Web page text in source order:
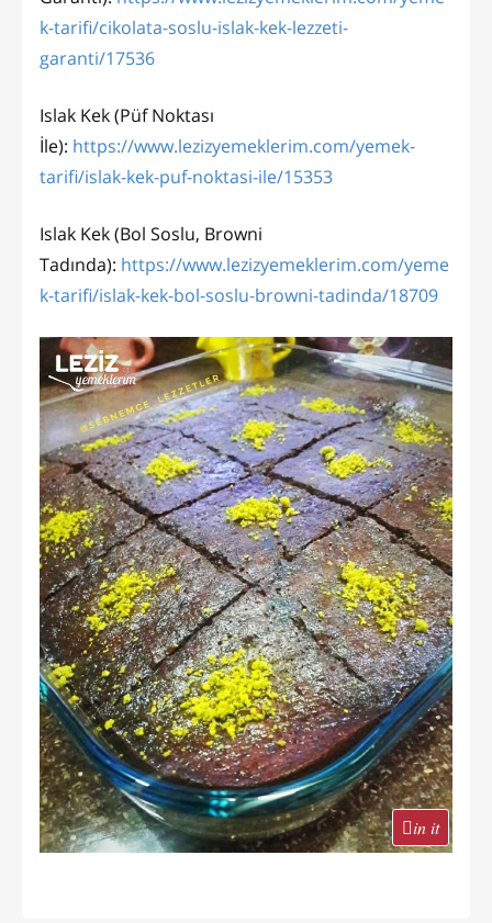
k-tarifi/cikolata-soslu-islak-kek-lezzeti-
garanti/17536
Islak Kek (Püf Noktası
İle): https://www.lezizyemeklerim.com/yemek-
tarifi/islak-kek-puf-noktasi-ile/15353
Islak Kek (Bol Soslu, Browni
Tadında): https://www.lezizyemeklerim.com/yeme
k-tarifi/islak-kek-bol-soslu-browni-tadinda/18709
in it